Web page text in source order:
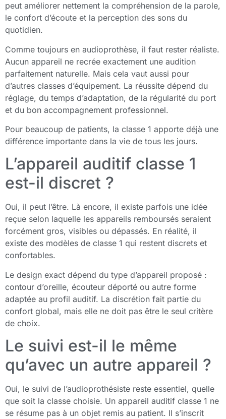
peut améliorer nettement la compréhension de la parole,
le confort d’écoute et la perception des sons du
quotidien.
Comme toujours en audioprothèse, il faut rester réaliste.
Aucun appareil ne recrée exactement une audition
parfaitement naturelle. Mais cela vaut aussi pour
d’autres classes d’équipement. La réussite dépend du
réglage, du temps d’adaptation, de la régularité du port
et du bon accompagnement professionnel.
Pour beaucoup de patients, la classe 1 apporte déjà une
différence importante dans la vie de tous les jours.
L’appareil auditif classe 1
est-il discret ?
Oui, il peut l’être. Là encore, il existe parfois une idée
reçue selon laquelle les appareils remboursés seraient
forcément gros, visibles ou dépassés. En réalité, il
existe des modèles de classe 1 qui restent discrets et
confortables.
Le design exact dépend du type d’appareil proposé :
contour d’oreille, écouteur déporté ou autre forme
adaptée au profil auditif. La discrétion fait partie du
confort global, mais elle ne doit pas être le seul critère
de choix.
Le suivi est-il le même
qu’avec un autre appareil ?
Oui, le suivi de l’audioprothésiste reste essentiel, quelle
que soit la classe choisie. Un appareil auditif classe 1 ne
se résume pas à un objet remis au patient. Il s’inscrit